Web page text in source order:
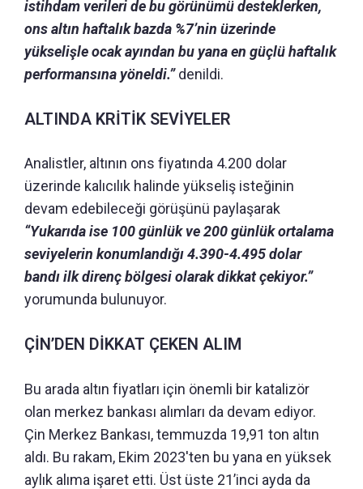
istihdam verileri de bu görünümü desteklerken,
ons altın haftalık bazda %7’nin üzerinde
yükselişle ocak ayından bu yana en güçlü haftalık
performansına yöneldi.”denildi.
ALTINDA KRİTİK SEVİYELER
Analistler, altının ons fiyatında 4.200 dolar
üzerinde kalıcılık halinde yükseliş isteğinin
devam edebileceği görüşünü paylaşarak
“Yukarıda ise 100 günlük ve 200 günlük ortalama
seviyelerin konumlandığı 4.390-4.495 dolar
bandı ilk direnç bölgesi olarak dikkat çekiyor.”
yorumunda bulunuyor.
ÇİN’DEN DİKKAT ÇEKEN ALIM
Bu arada altın fiyatları için önemli bir katalizör
olan merkez bankası alımları da devam ediyor.
Çin Merkez Bankası, temmuzda 19,91 ton altın
aldı. Bu rakam, Ekim 2023'ten bu yana en yüksek
aylık alıma işaret etti. Üst üste 21’inci ayda da